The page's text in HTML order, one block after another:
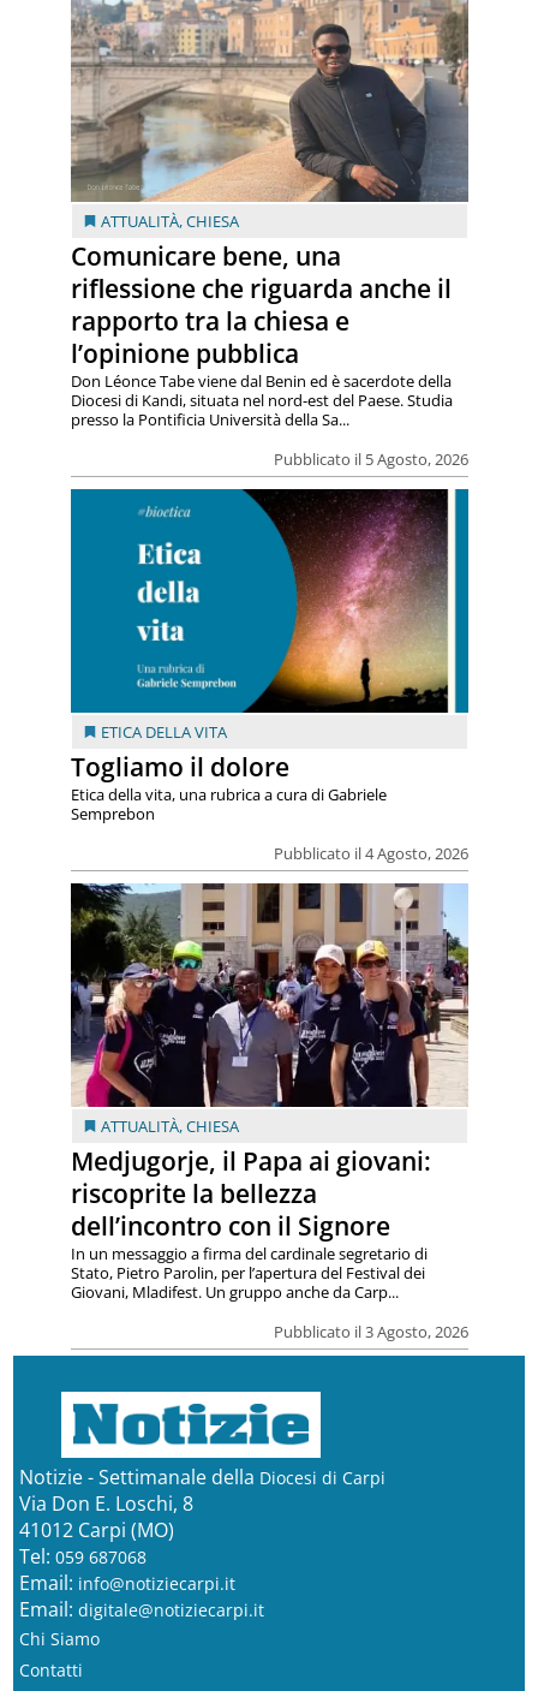
ATTUALITÀ,CHIESA
Comunicare bene, una
riflessione che riguarda anche il
rapporto tra la chiesa e
l’opinione pubblica
Pubblicato il 5 Agosto, 2026
Don Léonce Tabe viene dal Benin ed è sacerdote della
Diocesi di Kandi, situata nel nord-est del Paese. Studia
presso la Pontificia Università della Sa...
ETICA DELLA VITA
Togliamo il dolore
Pubblicato il 4 Agosto, 2026
Etica della vita, una rubrica a cura di Gabriele
Semprebon
ATTUALITÀ,CHIESA
Medjugorje, il Papa ai giovani:
riscoprite la bellezza
dell’incontro con il Signore
Pubblicato il 3 Agosto, 2026
In un messaggio a firma del cardinale segretario di
Stato, Pietro Parolin, per l’apertura del Festival dei
Giovani, Mladifest. Un gruppo anche da Carp...
Notizie - Settimanale della Diocesi di Carpi
Via Don E. Loschi, 8
41012 Carpi (MO)
Tel: 059 687068
Email: info@notiziecarpi.it
Email: digitale@notiziecarpi.it
Chi Siamo
Contatti